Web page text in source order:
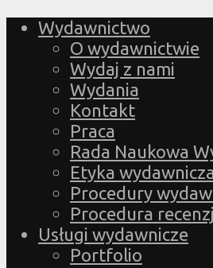
Wydawnictwo
O wydawnictwie
Wydaj z nami
Wydania
Kontakt
Praca
Rada Naukowa
Etyka
Procedury
Procedura
Usługi wydawnicze
Portfolio